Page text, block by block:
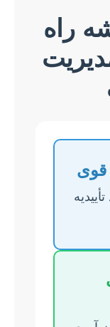
راه
قوی